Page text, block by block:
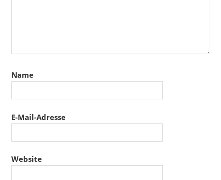
Name
E-Mail-Adresse
Website